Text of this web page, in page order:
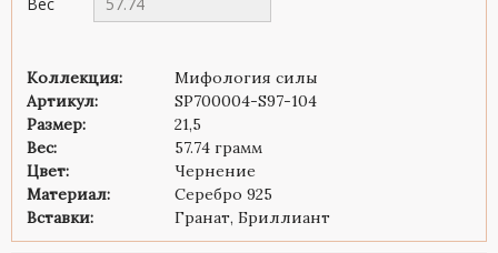
Коллекция:
Мифология силы
Артикул:
SP700004-S97-104
Размер:
21,5
Вес:
57.74 грамм
Цвет:
Чернение
Материал:
Серебро 925
Вставки:
Гранат, Бриллиант